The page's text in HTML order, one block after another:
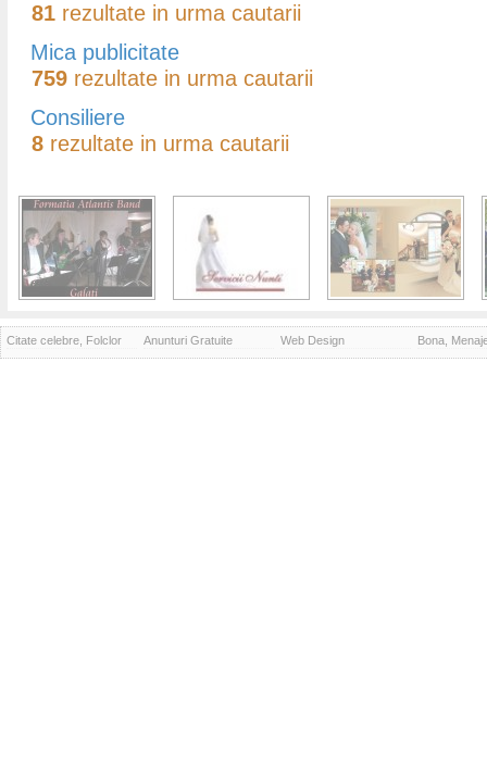
81 rezultate in urma cautarii
Mica publicitate
759 rezultate in urma cautarii
Consiliere
8 rezultate in urma cautarii
Citate celebre, Folclor Anunturi Gratuite Web Design Bona,